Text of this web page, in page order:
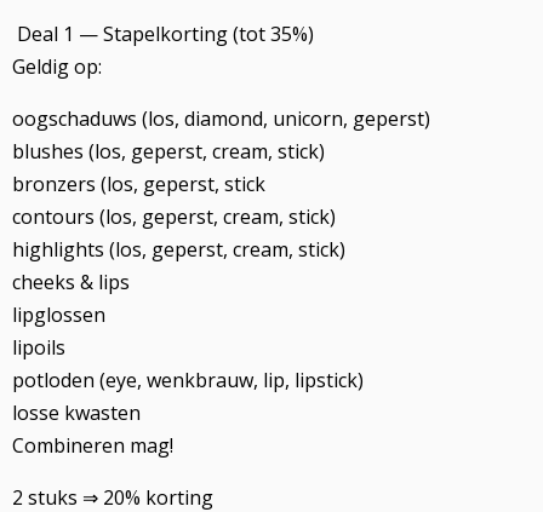
Deal 1 — Stapelkorting (tot 35%)
Geldig op:
oogschaduws (los, diamond, unicorn, geperst)
blushes (los, geperst, cream, stick)
bronzers (los, geperst, stick
contours (los, geperst, cream, stick)
highlights (los, geperst, cream, stick)
cheeks & lips
lipglossen
lipoils
potloden (eye, wenkbrauw, lip, lipstick)
losse kwasten
Combineren mag!
2 stuks ⇒ 20% korting